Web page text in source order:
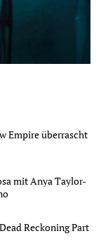
Empire überrascht
mit Anya Taylor-
Reckoning Part